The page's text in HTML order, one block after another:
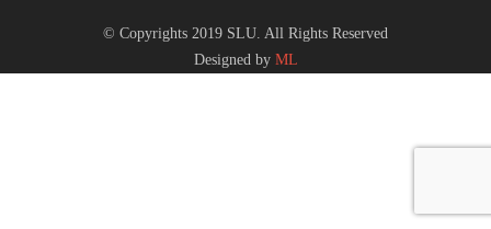
© Copyrights 2019 SLU. All Rights Reserved
Designed by ML